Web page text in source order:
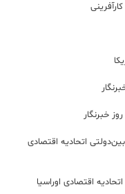
خبرنگار
اتحادیه اقتصادی
اقتصادی اوراسیا